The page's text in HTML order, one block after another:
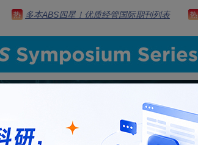
热 多本ABS四星！优质经管国际期刊列表 热